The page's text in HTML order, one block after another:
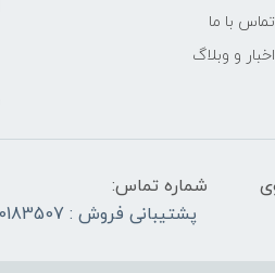
تماس با ما
اخبار و وبلاگ
14 پاسخگوی
شماره تماس:
پشتیبانی فروش : 09120183507